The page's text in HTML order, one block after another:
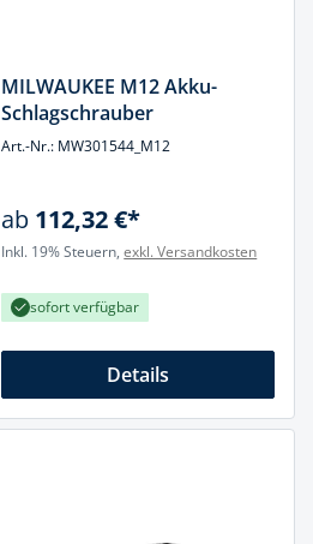
MILWAUKEE M12 Akku-
Schlagschrauber
Art.-Nr.: MW301544_M12
ab 112,32 €*
Inkl. 19% Steuern,exkl. Versandkosten
sofort verfügbar
Details